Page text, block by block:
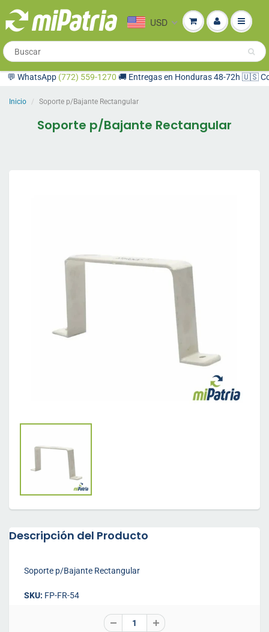
USD
WhatsApp(772) 559-1270🚚 Entregas en Honduras 48-72h 🇺🇸
Inicio Soporte p/Bajante Rectangular
Soporte p/Bajante Rectangular
Descripción del Producto
Soporte p/Bajante Rectangular
SKU: FP-FR-54